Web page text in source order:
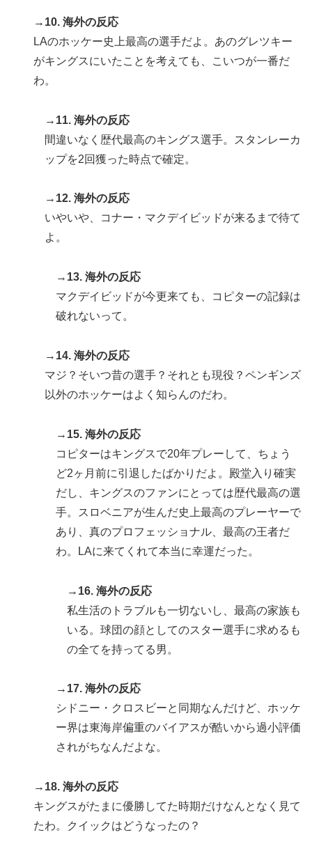
→10. 海外の反応
LAのホッケー史上最高の選手だよ。あのグレツキー
がキングスにいたことを考えても、こいつが一番だ
わ。
→11. 海外の反応
間違いなく歴代最高のキングス選手。スタンレーカ
ップを2回獲った時点で確定。
→12. 海外の反応
いやいや、コナー・マクデイビッドが来るまで待て
よ。
→13. 海外の反応
マクデイビッドが今更来ても、コピターの記録は
破れないって。
→14. 海外の反応
マジ？そいつ昔の選手？それとも現役？ペンギンズ
以外のホッケーはよく知らんのだわ。
→15. 海外の反応
コピターはキングスで20年プレーして、ちょう
ど2ヶ月前に引退したばかりだよ。殿堂入り確実
だし、キングスのファンにとっては歴代最高の選
手。スロベニアが生んだ史上最高のプレーヤーで
あり、真のプロフェッショナル、最高の王者だ
わ。LAに来てくれて本当に幸運だった。
→16. 海外の反応
私生活のトラブルも一切ないし、最高の家族も
いる。球団の顔としてのスター選手に求めるも
の全てを持ってる男。
→17. 海外の反応
シドニー・クロスビーと同期なんだけど、ホッケ
ー界は東海岸偏重のバイアスが酷いから過小評価
されがちなんだよな。
→18. 海外の反応
キングスがたまに優勝してた時期だけなんとなく見て
たわ。クイックはどうなったの？